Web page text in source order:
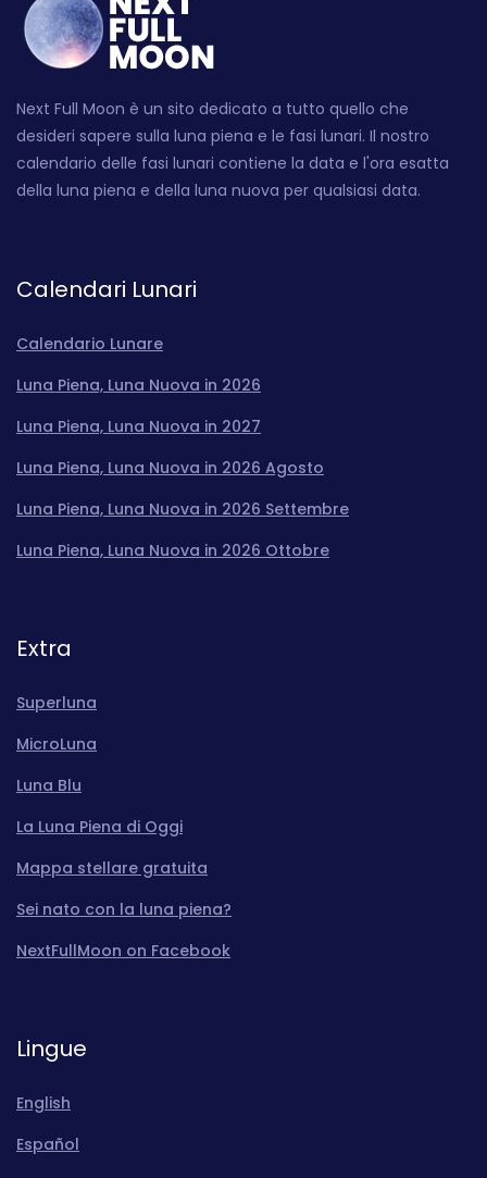
Next Full Moon è un sito dedicato a tutto quello che
desideri sapere sulla luna piena e le fasi lunari. Il nostro
calendario delle fasi lunari contiene la data e l'ora esatta
della luna piena e della luna nuova per qualsiasi data.
Calendari Lunari
Calendario Lunare
Luna Piena, Luna Nuova in 2026
Luna Piena, Luna Nuova in 2027
Luna Piena, Luna Nuova in 2026 Agosto
Luna Piena, Luna Nuova in 2026 Settembre
Luna Piena, Luna Nuova in 2026 Ottobre
Extra
Superluna
MicroLuna
Luna Blu
La Luna Piena di Oggi
Mappa stellare gratuita
Sei nato con la luna piena?
NextFullMoon on Facebook
Lingue
English
Español